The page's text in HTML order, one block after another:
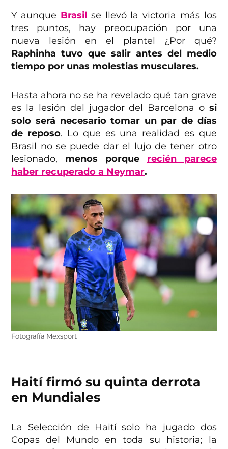
Y aunque Brasil se llevó la victoria más los
tres puntos, hay preocupación por una
nueva lesión en el plantel ¿Por qué?
Raphinha tuvo que salir antes del medio
tiempo por unas molestias musculares.
Hasta ahora no se ha revelado qué tan grave
es la lesión del jugador del Barcelona o si
solo será necesario tomar un par de días
de reposo. Lo que es una realidad es que
Brasil no se puede dar el lujo de tener otro
lesionado, menos porque recién parece
haber recuperado a Neymar.
Fotografía Mexsport
Haití firmó su quinta derrota
en Mundiales
La Selección de Haití solo ha jugado dos
Copas del Mundo en toda su historia; la